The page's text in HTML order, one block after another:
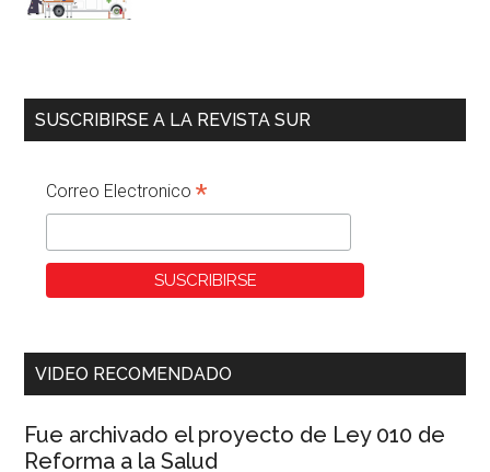
SUSCRIBIRSE A LA REVISTA SUR
Correo Electronico*
VIDEO RECOMENDADO
Fue archivado el proyecto de Ley 010 de
Reforma a la Salud